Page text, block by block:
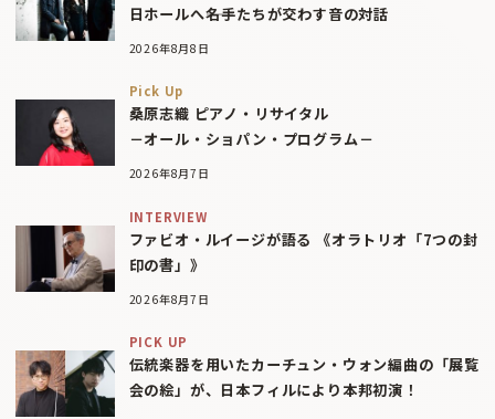
日ホールへ――名手たちが交わす音の対話
2026年8月8日
Pick Up
桑原志織 ピアノ・リサイタル
－オール・ショパン・プログラム－
2026年8月7日
INTERVIEW
ファビオ・ルイージが語る 《オラトリオ「7つの封
印の書」》
2026年8月7日
PICK UP
伝統楽器を用いたカーチュン・ウォン編曲の「展覧
会の絵」が、日本フィルにより本邦初演！